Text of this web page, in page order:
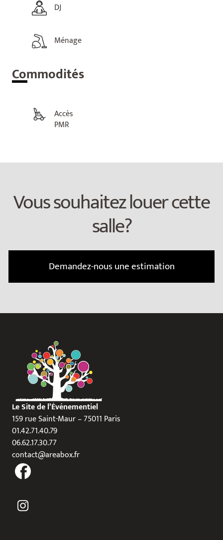
DJ
Ménage
Commodités
Accès
PMR
Vous souhaitez louer cette
salle?
Demandez-nous une estimation
Le Site de l’Événementiel
159 rue Saint-Maur – 75011 Paris
01.42.71.40.79
06.62.17.30.77
contact@areabox.fr